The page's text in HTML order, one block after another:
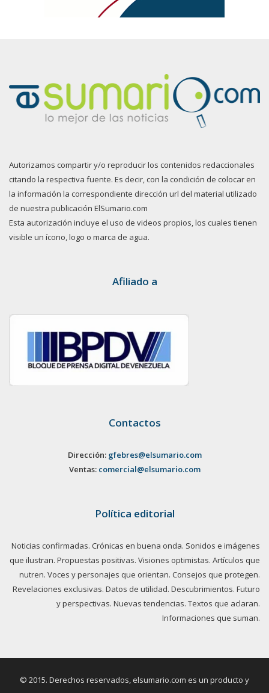
Autorizamos compartir y/o reproducir los contenidos redaccionales
citando la respectiva fuente. Es decir, con la condición de colocar en
la información la correspondiente dirección url del material utilizado
de nuestra publicación ElSumario.com
Esta autorización incluye el uso de videos propios, los cuales tienen
visible un ícono, logo o marca de agua.
Afiliado a
Contactos
Dirección: gfebres@elsumario.com
Ventas: comercial@elsumario.com
Política editorial
Noticias confirmadas. Crónicas en buena onda. Sonidos e imágenes
que ilustran. Propuestas positivas. Visiones optimistas. Artículos que
nutren. Voces y personajes que orientan. Consejos que protegen.
Revelaciones exclusivas. Datos de utilidad. Descubrimientos. Futuro
y perspectivas. Nuevas tendencias. Textos que aclaran.
Informaciones que suman.
© 2015. Derechos reservados, elsumario.com es un producto y